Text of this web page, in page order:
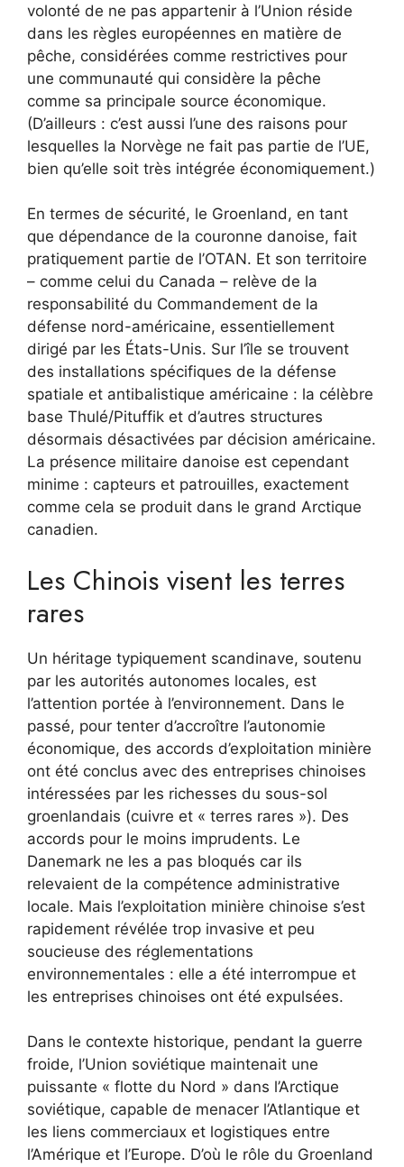
volonté de ne pas appartenir à l’Union réside
dans les règles européennes en matière de
pêche, considérées comme restrictives pour
une communauté qui considère la pêche
comme sa principale source économique.
(D’ailleurs : c’est aussi l’une des raisons pour
lesquelles la Norvège ne fait pas partie de l’UE,
bien qu’elle soit très intégrée économiquement.)
En termes de sécurité, le Groenland, en tant
que dépendance de la couronne danoise, fait
pratiquement partie de l’OTAN. Et son territoire
– comme celui du Canada – relève de la
responsabilité du Commandement de la
défense nord-américaine, essentiellement
dirigé par les États-Unis. Sur l’île se trouvent
des installations spécifiques de la défense
spatiale et antibalistique américaine : la célèbre
base Thulé/Pituffik et d’autres structures
désormais désactivées par décision américaine.
La présence militaire danoise est cependant
minime : capteurs et patrouilles, exactement
comme cela se produit dans le grand Arctique
canadien.
Les Chinois visent les terres
rares
Un héritage typiquement scandinave, soutenu
par les autorités autonomes locales, est
l’attention portée à l’environnement. Dans le
passé, pour tenter d’accroître l’autonomie
économique, des accords d’exploitation minière
ont été conclus avec des entreprises chinoises
intéressées par les richesses du sous-sol
groenlandais (cuivre et « terres rares »). Des
accords pour le moins imprudents. Le
Danemark ne les a pas bloqués car ils
relevaient de la compétence administrative
locale. Mais l’exploitation minière chinoise s’est
rapidement révélée trop invasive et peu
soucieuse des réglementations
environnementales : elle a été interrompue et
les entreprises chinoises ont été expulsées.
Dans le contexte historique, pendant la guerre
froide, l’Union soviétique maintenait une
puissante « flotte du Nord » dans l’Arctique
soviétique, capable de menacer l’Atlantique et
les liens commerciaux et logistiques entre
l’Amérique et l’Europe. D’où le rôle du Groenland